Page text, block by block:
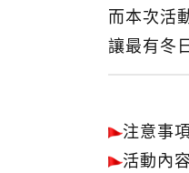
而本次活
讓最有冬
注意事
活動內